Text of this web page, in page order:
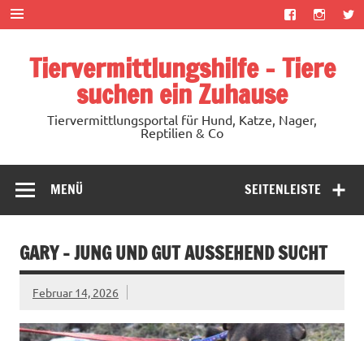
Zum
Inhalt
springen
Tiervermittlungshilfe – Tiere
suchen ein Zuhause
Tiervermittlungsportal für Hund, Katze, Nager,
Reptilien & Co
SEITENLEISTE
MENÜ
GARY – JUNG UND GUT AUSSEHEND SUCHT
Februar 14, 2026